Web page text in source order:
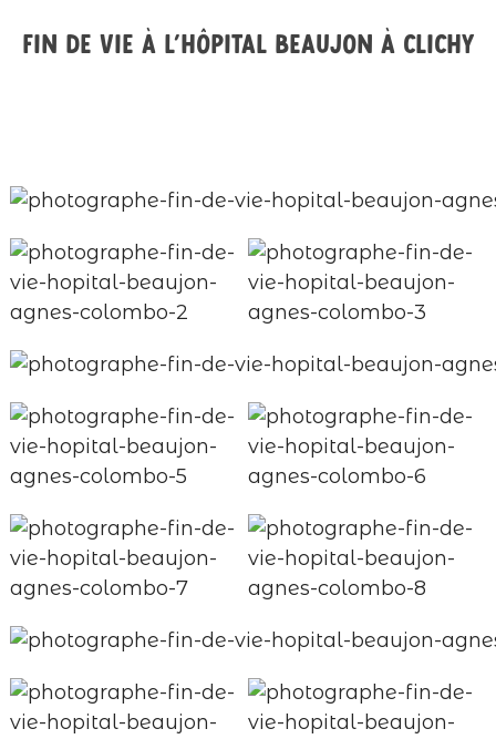
Fin de vie à l’hôpital Beaujon à Clichy